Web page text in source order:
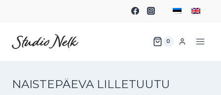
0
NAISTEPÄEVA LILLETUUTU